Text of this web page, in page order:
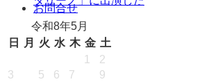
プ
お問合せ
令和8年5月
日
月 火 水 木 金 土
1
2
3
5 6 7
9